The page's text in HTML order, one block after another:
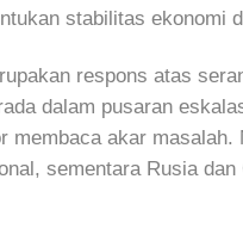
stabilitas ekonomi
respons atas
dalam pusaran
membaca akar masalah.
sementara Rusia dan